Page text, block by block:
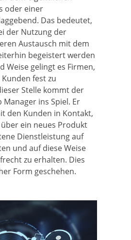
oder einer
Das bedeutet,
der Nutzung der
Austausch mit dem
begeistert werden
Weise gelingt es Firmen,
fest zu
Stelle kommt der
ins Spiel. Er
den Kunden in Kontakt,
ein neues Produkt
Dienstleistung auf
und auf diese Weise
zu erhalten. Dies
Form geschehen.